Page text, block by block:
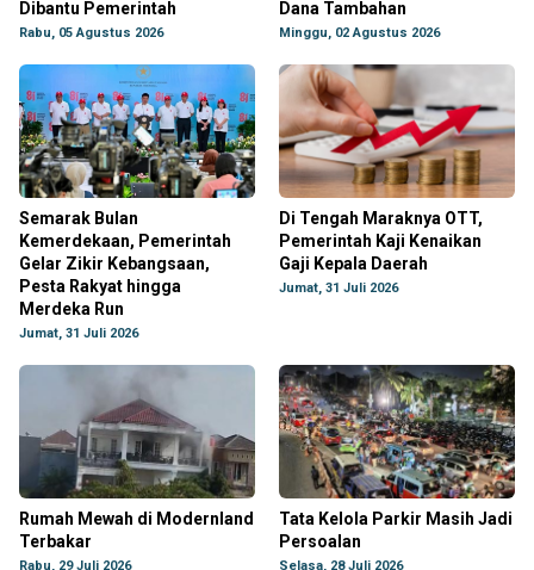
Dibantu Pemerintah
Rabu, 05 Agustus 2026
Dana Tambahan
Minggu, 02 Agustus 2026
Semarak Bulan
Kemerdekaan, Pemerintah
Gelar Zikir Kebangsaan,
Pesta Rakyat hingga
Merdeka Run
Jumat, 31 Juli 2026
Di Tengah Maraknya OTT,
Pemerintah Kaji Kenaikan
Gaji Kepala Daerah
Jumat, 31 Juli 2026
Rumah Mewah di Modernland
Terbakar
Rabu, 29 Juli 2026
Tata Kelola Parkir Masih Jadi
Persoalan
Selasa, 28 Juli 2026